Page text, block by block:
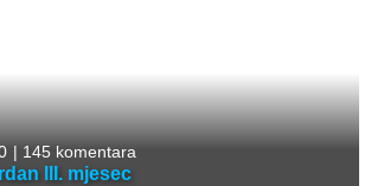
| 145 komentara
III. mjesec